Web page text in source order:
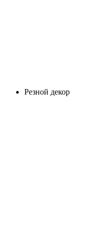
Резной декор